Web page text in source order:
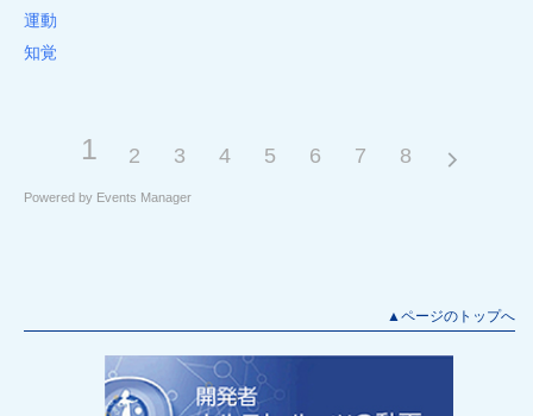
運動
知覚
1 2 3 4 5 6 7 8
Powered by Events Manager
▲ページのトップへ